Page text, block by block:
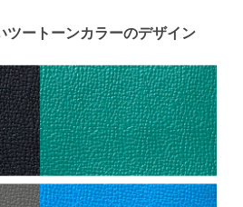
ツートーンカラーのデザイン